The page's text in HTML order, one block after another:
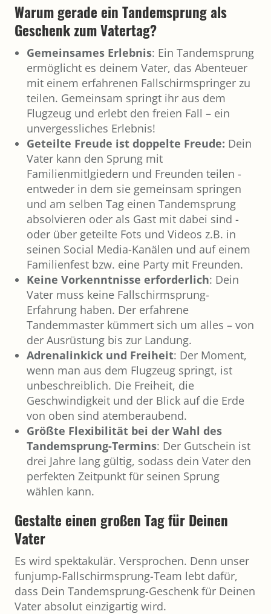
Warum gerade ein Tandemsprung als
Geschenk zum Vatertag?
Gemeinsames Erlebnis: Ein Tandemsprung
ermöglicht es deinem Vater, das Abenteuer
mit einem erfahrenen Fallschirmspringer zu
teilen. Gemeinsam springt ihr aus dem
Flugzeug und erlebt den freien Fall – ein
unvergessliches Erlebnis!
Geteilte Freude ist doppelte Freude: Dein
Vater kann den Sprung mit
Familienmitlgiedern und Freunden teilen -
entweder in dem sie gemeinsam springen
und am selben Tag einen Tandemsprung
absolvieren oder als Gast mit dabei sind -
oder über geteilte Fots und Videos z.B. in
seinen Social Media-Kanälen und auf einem
Familienfest bzw. eine Party mit Freunden.
Keine Vorkenntnisse erforderlich: Dein
Vater muss keine Fallschirmsprung-
Erfahrung haben. Der erfahrene
Tandemmaster kümmert sich um alles – von
der Ausrüstung bis zur Landung.
Adrenalinkick und Freiheit: Der Moment,
wenn man aus dem Flugzeug springt, ist
unbeschreiblich. Die Freiheit, die
Geschwindigkeit und der Blick auf die Erde
von oben sind atemberaubend.
Größte Flexibilität bei der Wahl des
Tandemsprung-Termins: Der Gutschein ist
drei Jahre lang gültig, sodass dein Vater den
perfekten Zeitpunkt für seinen Sprung
wählen kann.
Gestalte einen großen Tag für Deinen
Vater
Es wird spektakulär. Versprochen. Denn unser
funjump-Fallschirmsprung-Team lebt dafür,
dass Dein Tandemsprung-Geschenk für Deinen
Vater absolut einzigartig wird.